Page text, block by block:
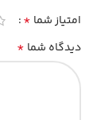
امتیاز شما *
دیدگاه شما *